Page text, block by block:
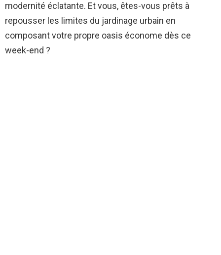
modernité éclatante. Et vous, êtes-vous prêts à
repousser les limites du jardinage urbain en
composant votre propre oasis économe dès ce
week-end ?